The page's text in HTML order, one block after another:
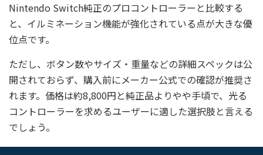
Nintendo Switch純正のプロコントローラーと比較する
と、イルミネーション機能が強化されている点が大きな優
位点です。
ただし、ボタン数やサイズ・重量などの詳細スペックは公
開されておらず、購入前にメーカー公式での確認が推奨さ
れます。価格は約8,800円と純正品よりやや手頃で、光る
コントローラーを求めるユーザーに適した選択肢と言える
でしょう。